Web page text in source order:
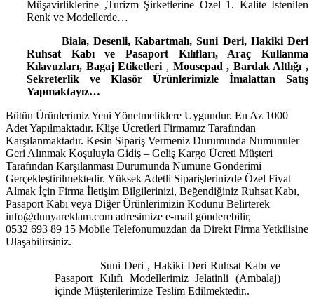
Müşavirliklerine ,Turizm Şirketlerine Özel 1. Kalite İstenilen
Renk ve Modellerde…
Biala, Desenli, Kabartmalı, Suni Deri, Hakiki Deri
Ruhsat Kabı ve Pasaport Kılıfları, Araç Kullanma
Kılavuzları, Bagaj Etiketleri , Mousepad , Bardak Altlığı ,
Sekreterlik ve Klasör Ürünlerimizle İmalattan Satış
Yapmaktayız…
Bütün Ürünlerimiz Yeni Yönetmeliklere Uygundur. En Az 1000
Adet Yapılmaktadır. Klişe Ücretleri Firmamız Tarafından
Karşılanmaktadır. Kesin Sipariş Vermeniz Durumunda Numunuler
Geri Alınmak Koşuluyla Gidiş – Geliş Kargo Ücreti Müşteri
Tarafından Karşılanması Durumunda Numune Gönderimi
Gerçekleştirilmektedir. Yüksek Adetli Siparişlerinizde Özel Fiyat
Almak İçin Firma İletişim Bilgilerinizi, Beğendiğiniz Ruhsat Kabı,
Pasaport Kabı veya Diğer Ürünlerimizin Kodunu Belirterek
info@dunyareklam.com adresimize e-mail gönderebilir,
0532 693 89 15 Mobile Telefonumuzdan da Direkt Firma Yetkilisine
Ulaşabilirsiniz.
Suni Deri , Hakiki Deri Ruhsat Kabı ve
Pasaport Kılıfı Modellerimiz Jelatinli (Ambalaj)
içinde Müşterilerimize Teslim Edilmektedir..